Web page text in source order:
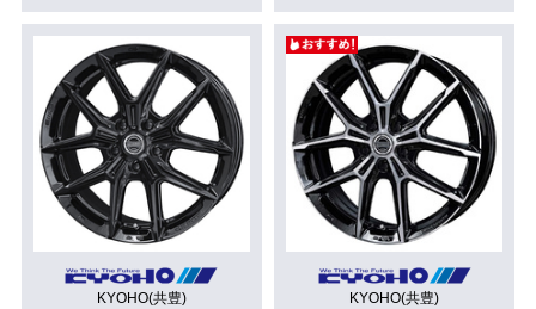
KYOHO(共豊) KYOHO(共豊)